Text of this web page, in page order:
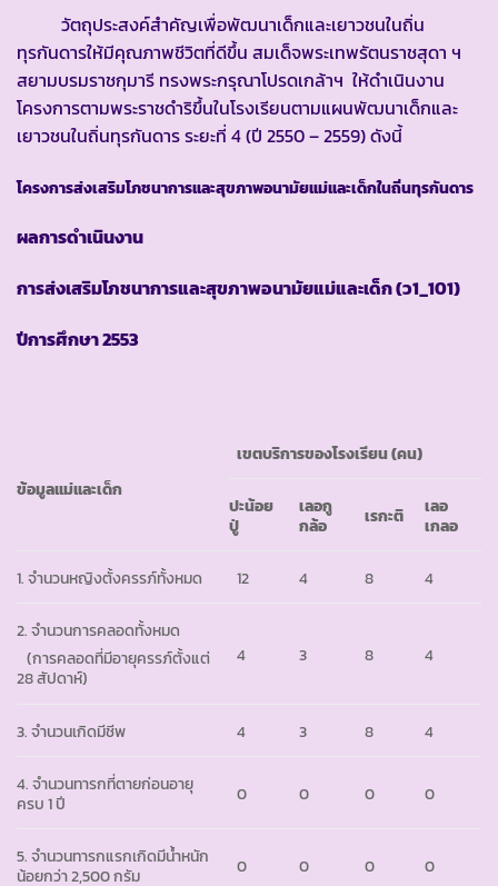
วัตถุประสงค์สำคัญเพื่อพัฒนาเด็กและเยาวชนในถิ่น
ทุรกันดารให้มีคุณภาพชีวิตที่ดีขึ้น สมเด็จพระเทพรัตนราชสุดา ฯ
สยามบรมราชกุมารี ทรงพระกรุณาโปรดเกล้าฯ ให้ดำเนินงาน
โครงการตามพระราชดำริขึ้นในโรงเรียนตามแผนพัฒนาเด็กและ
เยาวชนในถิ่นทุรกันดาร ระยะที่ 4 (ปี 2550 – 2559) ดังนี้
โครงการส่งเสริมโภชนาการและสุขภาพอนามัยแม่และเด็กในถิ่นทุรกันดาร
ผลการดำเนินงาน
การส่งเสริมโภชนาการและสุขภาพอนามัยแม่และเด็ก (ว1_101)
ปีการศึกษา2553
ข้อมูลแม่และเด็ก
เขตบริการของโรงเรียน (คน)
ปะน้อย
ปู่
เลอกู
กล้อ
เรกะติ
เลอ
เกลอ
1. จำนวนหญิงตั้งครรภ์ทั้งหมด 12 4 8 4
2. จำนวนการคลอดทั้งหมด
(การคลอดที่มีอายุครรภ์ตั้งแต่
28 สัปดาห์)
4 3 8 4
3. จำนวนเกิดมีชีพ 4 3 8 4
4. จำนวนทารกที่ตายก่อนอายุ
ครบ 1 ปี
0 0 0 0
5. จำนวนทารกแรกเกิดมีน้ำหนัก
น้อยกว่า 2,500 กรัม
0 0 0 0